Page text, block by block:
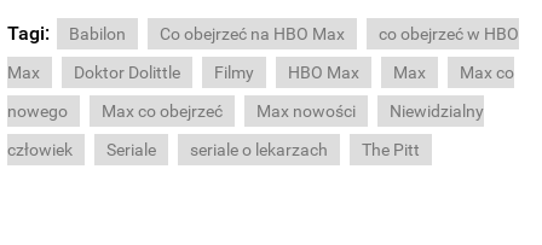
Tagi: Babilon Co obejrzeć na HBO Max
co obejrzeć w HBO
Max
Doktor Dolittle Filmy HBO Max Max
Max co
nowego
Max co obejrzeć Max nowości
Niewidzialny
człowiek
Seriale seriale o lekarzach The Pitt